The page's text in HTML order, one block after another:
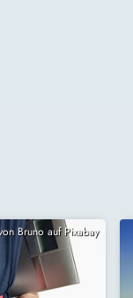
Bruno auf Pixabay